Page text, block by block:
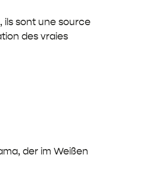
ils sont une source
des vraies
der im Weißen